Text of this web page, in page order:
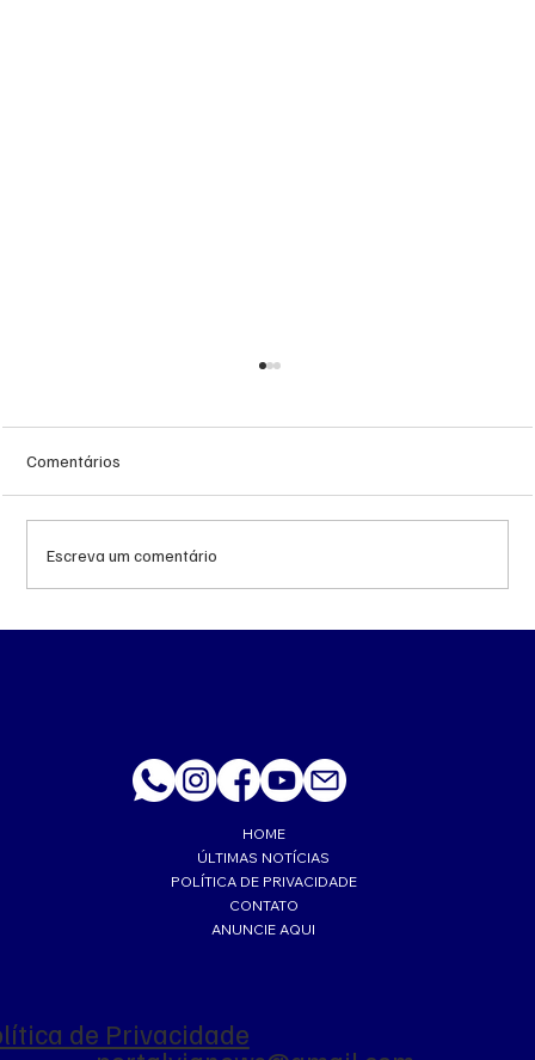
Comentários
Escreva um comentário
HOME
ÚLTIMAS NOTÍCIAS
POLÍTICA DE PRIVACIDADE
CONTATO
ANUNCIE AQUI
de Privacidade